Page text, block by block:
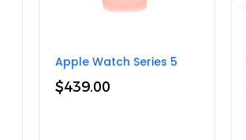
Apple Watch Series 5
$439.00